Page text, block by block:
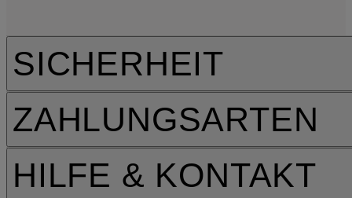
HILFE & KONTAKT
SICHERHEIT
ZAHLUNGSARTEN